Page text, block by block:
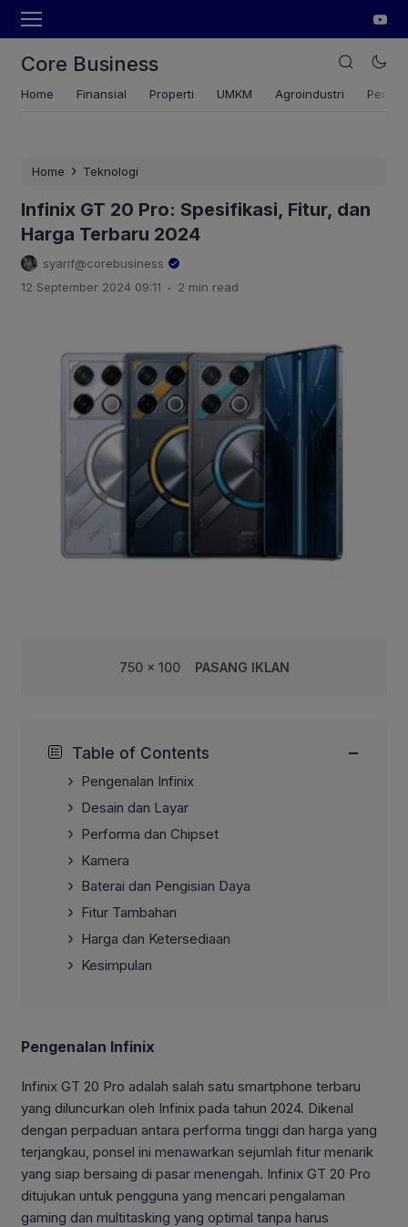
Core Business
Home Finansial Properti UMKM Agroindustri
Home › Teknologi
Infinix GT 20 Pro: Spesifikasi, Fitur, dan
Harga Terbaru 2024
syarif@corebusiness
12 September 2024 09:11 . 2 min read
750 x 100 PASANG IKLAN
Table of Contents −
Pengenalan Infinix
Desain dan Layar
Performa dan Chipset
Kamera
Baterai dan Pengisian Daya
Fitur Tambahan
Harga dan Ketersediaan
Kesimpulan
Pengenalan Infinix
Infinix GT 20 Pro adalah salah satu smartphone terbaru
yang diluncurkan oleh Infinix pada tahun 2024. Dikenal
dengan perpaduan antara performa tinggi dan harga yang
terjangkau, ponsel ini menawarkan sejumlah fitur menarik
yang siap bersaing di pasar menengah. Infinix GT 20 Pro
ditujukan untuk pengguna yang mencari pengalaman
gaming dan multitasking yang optimal tanpa harus